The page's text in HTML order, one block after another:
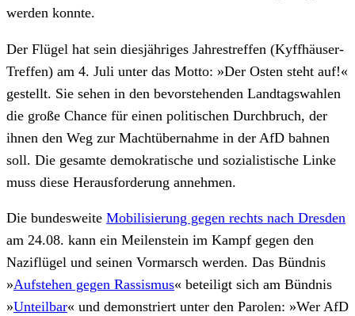
werden konnte.
Der Flügel hat sein diesjähriges Jahrestreffen (Kyffhäuser-
Treffen) am 4. Juli unter das Motto: »Der Osten steht auf!«
gestellt. Sie sehen in den bevorstehenden Landtagswahlen
die große Chance für einen politischen Durchbruch, der
ihnen den Weg zur Machtübernahme in der AfD bahnen
soll. Die gesamte demokratische und sozialistische Linke
muss diese Herausforderung annehmen.
Die bundesweite Mobilisierung gegen rechts nach Dresden
am 24.08. kann ein Meilenstein im Kampf gegen den
Naziflügel und seinen Vormarsch werden. Das Bündnis
»Aufstehen gegen Rassismus« beteiligt sich am Bündnis
»Unteilbar« und demonstriert unter den Parolen: »Wer AfD